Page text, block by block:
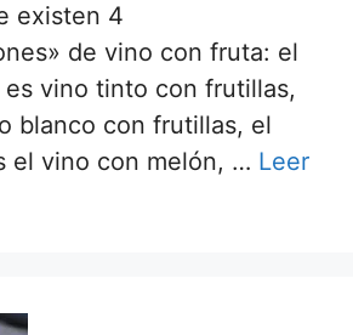
existen 4
de vino con fruta: el
vino tinto con frutillas,
blanco con frutillas, el
el vino con melón, … Leer